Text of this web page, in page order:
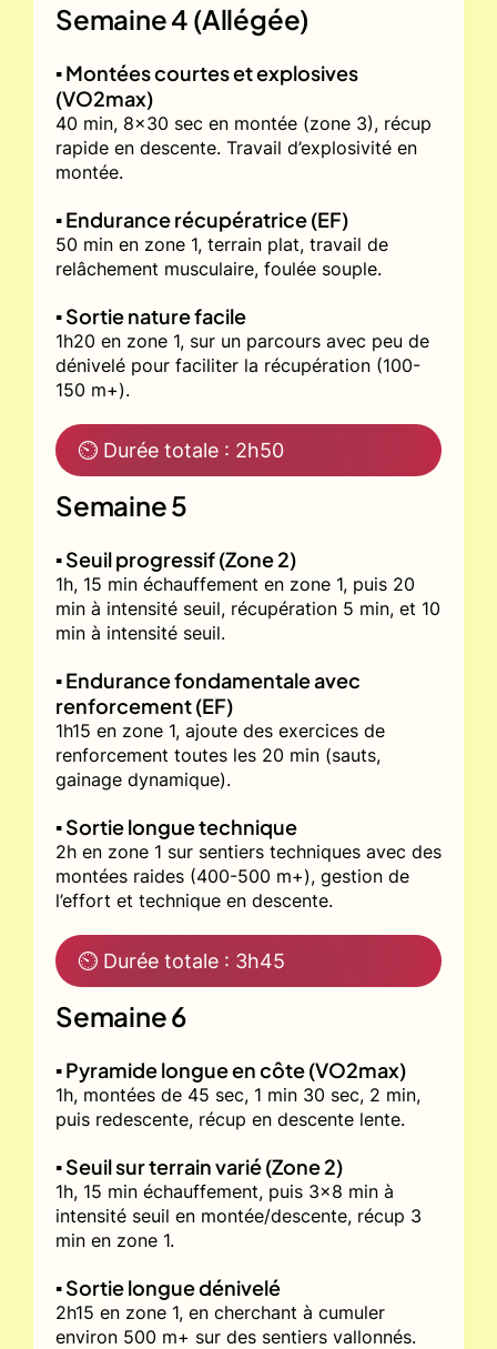
Semaine 4 (Allégée)
▪️ Montées courtes et explosives
(VO2max)
40 min, 8x30 sec en montée (zone 3), récup
rapide en descente. Travail d’explosivité en
montée.
▪️ Endurance récupératrice (EF)
50 min en zone 1, terrain plat, travail de
relâchement musculaire, foulée souple.
▪️ Sortie nature facile
1h20 en zone 1, sur un parcours avec peu de
dénivelé pour faciliter la récupération (100-
150 m+).
⏲ Durée totale : 2h50
Semaine 5
▪️ Seuil progressif (Zone 2)
1h, 15 min échauffement en zone 1, puis 20
min à intensité seuil, récupération 5 min, et 10
min à intensité seuil.
▪️ Endurance fondamentale avec
renforcement (EF)
1h15 en zone 1, ajoute des exercices de
renforcement toutes les 20 min (sauts,
gainage dynamique).
▪️ Sortie longue technique
2h en zone 1 sur sentiers techniques avec des
montées raides (400-500 m+), gestion de
l’effort et technique en descente.
⏲ Durée totale : 3h45
Semaine 6
▪️ Pyramide longue en côte (VO2max)
1h, montées de 45 sec, 1 min 30 sec, 2 min,
puis redescente, récup en descente lente.
▪️ Seuil sur terrain varié (Zone 2)
1h, 15 min échauffement, puis 3x8 min à
intensité seuil en montée/descente, récup 3
min en zone 1.
▪️ Sortie longue dénivelé
2h15 en zone 1, en cherchant à cumuler
environ 500 m+ sur des sentiers vallonnés.